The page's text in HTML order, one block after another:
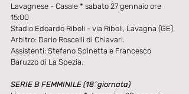
Lavagnese - Casale * sabato 27 gennaio ore
15:00
Stadio Edoardo Riboli - via Riboli, Lavagna (GE)
Arbitro: Dario Roscelli di Chiavari.
Assistenti: Stefano Spinetta e Francesco
Baruzzo di La Spezia.
SERIE B FEMMINILE (18^giornata)